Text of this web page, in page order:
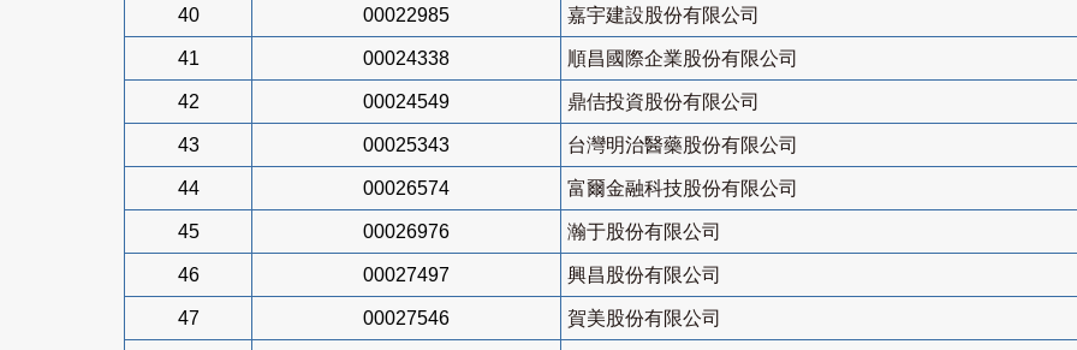
40 00022985 嘉宇建設股份有限公司
41 00024338 順昌國際企業股份有限公司
42 00024549 鼎佶投資股份有限公司
43 00025343 台灣明治醫藥股份有限公司
44 00026574 富爾金融科技股份有限公司
45 00026976 瀚于股份有限公司
46 00027497 興昌股份有限公司
47 00027546 賀美股份有限公司